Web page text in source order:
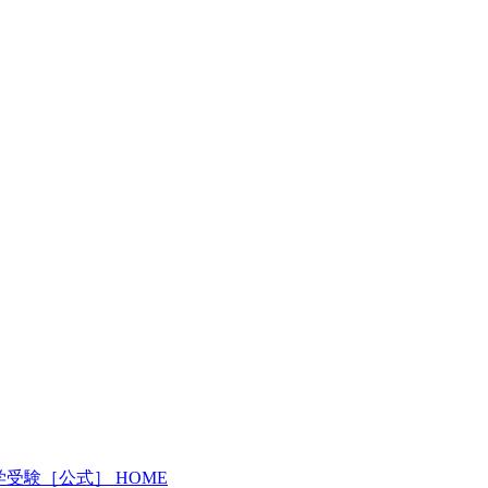
験［公式］ HOME